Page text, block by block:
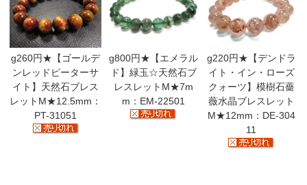
g260円★【ゴールデ
ンレッドピーターサ
イト】天然石ブレス
レットM★12.5mm：
PT-31051
g800円★【エメラル
ド】緑玉☆天然石ブ
レスレットM★7m
m：EM-22501
g220円★【デンドラ
イト・イン・ローズ
クォーツ】模樹石薔
薇水晶ブレスレット
M★12mm：DE-304
11